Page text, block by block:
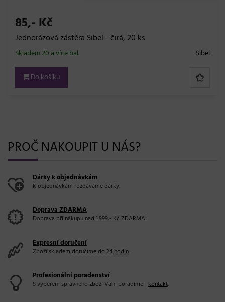
85,- Kč
Jednorázová zástěra Sibel - čirá, 20 ks
Sibel
Skladem 20 a více bal.
Do košíku
PROČ NAKOUPIT U NÁS?
Dárky k objednávkám
K objednávkám rozdáváme dárky.
Doprava ZDARMA
Doprava při nákupunad 1.999,- KčZDARMA!
Expresní doručení
Zboží skladem doručíme do 24 hodin.
Profesionální poradenství
S výběrem správného zboží Vám poradíme -kontakt.